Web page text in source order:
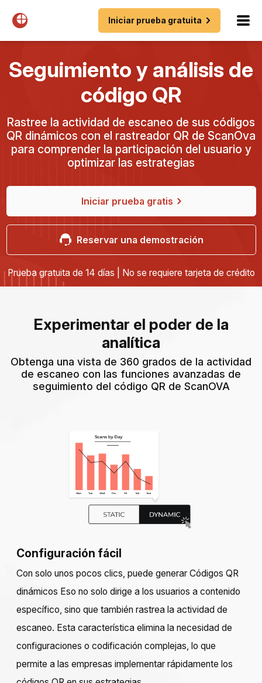
Iniciar prueba gratuita
Seguimiento y análisis de
código QR
Rastree la actividad de escaneo de sus códigos
QR dinámicos con el rastreador QR de ScanOva
para comprender la participación del usuario y
optimizar las estrategias
Iniciar prueba gratis
Reservar una demostración
Prueba gratuita de 14 días | No se requiere tarjeta de crédito
Experimentar el poder de la
analítica
Obtenga una vista de 360 ​​grados de la actividad
de escaneo con las funciones avanzadas de
seguimiento del código QR de ScanOVA
Configuración fácil
Con solo unos pocos clics, puede generar Códigos QR
dinámicos Eso no solo dirige a los usuarios a contenido
específico, sino que también rastrea la actividad de
escaneo. Esta característica elimina la necesidad de
configuraciones o codificación complejas, lo que
permite a las empresas implementar rápidamente los